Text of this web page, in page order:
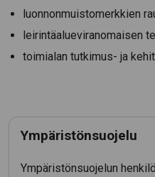
luonnonmuistomerkkien
leirintäalueviranomaisen
toimialan tutkimus- ja
Ympäristönsuojelu
Ympäristönsuojelun